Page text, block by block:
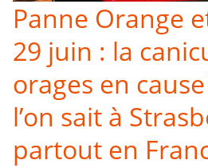
Panne Orange
29 juin : la
orages en
l’on sait à
partout en